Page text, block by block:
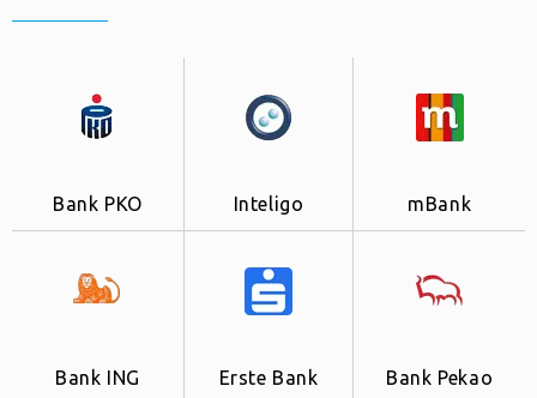
Bank PKO Inteligo mBank
Bank ING Erste Bank Bank Pekao